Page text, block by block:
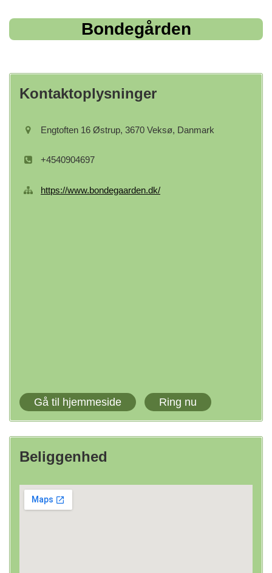
Bondegården
Kontaktoplysninger
Engtoften 16 Østrup, 3670 Veksø, Danmark
+4540904697
https://www.bondegaarden.dk/
Gå til hjemmeside Ring nu
Beliggenhed